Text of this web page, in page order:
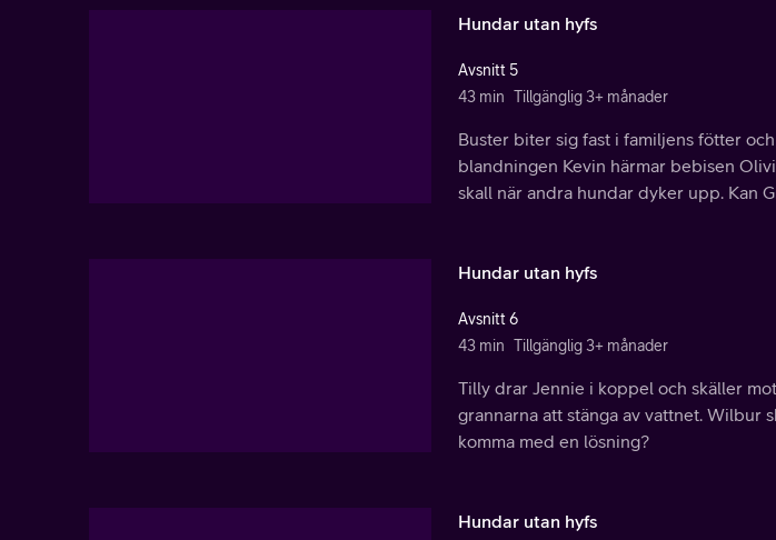
Hundar utan hyfs
Avsnitt 5
43 min Tillgänglig 3+ månader
Buster biter sig fast i familjens fötter
blandningen Kevin härmar bebisen
skall när andra hundar dyker upp. Kan
Hundar utan hyfs
Avsnitt 6
43 min Tillgänglig 3+ månader
Tilly drar Jennie i koppel och skäller
grannarna att stänga av vattnet. Wilbur
komma med en lösning?
Hundar utan hyfs